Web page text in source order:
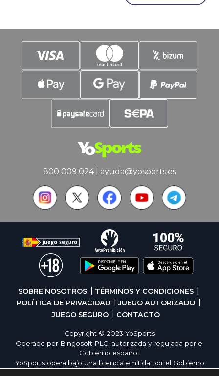
lideramos la lista de aspirantes al
800 009 024| ayuda@yosports.es
SOBRE NOSOTROS
TÉRMINOS Y CONDICIONES
POLÍTICA DE PRIVACIDAD
JUEGO AUTORIZADO
JUEGO SEGURO
CONTACTO
Copyright © 2023 YoSports
Operado por Bingosoft PLC, autorizada y regulada por el
Gobierno español.
YoSports opera bajo una licencia emitida por el Gobierno